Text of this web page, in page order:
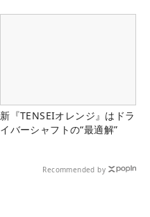
新『TENSEIオレンジ』はドラ
イバーシャフトの“最適解”
Recommended by